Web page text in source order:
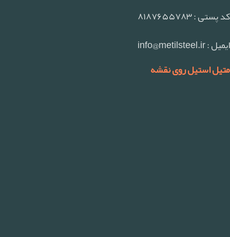
کد پستی : ۸۱۸۷۶۵۵۷۸۳
ایمیل : info@metilsteel.ir
متیل استیل روی نقشه